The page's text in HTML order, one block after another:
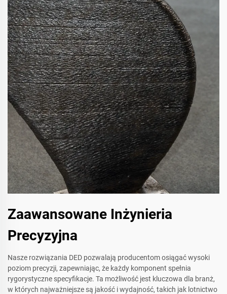
Zaawansowane Inżynieria
Precyzyjna
Nasze rozwiązania DED pozwalają producentom osiągać wysoki
poziom precyzji, zapewniając, że każdy komponent spełnia
rygorystyczne specyfikacje. Ta możliwość jest kluczowa dla branż,
w których najważniejsze są jakość i wydajność, takich jak lotnictwo